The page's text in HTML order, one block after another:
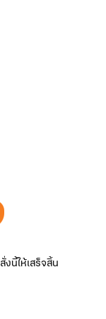
นี้ให้เสร็จสิ้น